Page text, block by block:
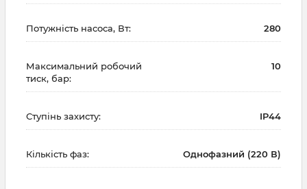
Потужність насоса, Вт: 280
Максимальний робочий
тиск, бар:
10
Ступінь захисту: IP44
Кількість фаз: Однофазний (220 В)